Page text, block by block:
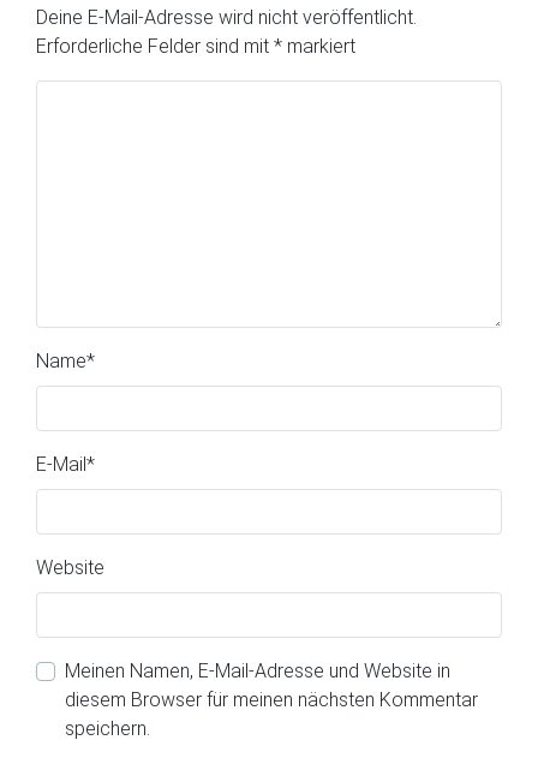
Deine E-Mail-Adresse wird nicht veröffentlicht.
Erforderliche Felder sind mit * markiert
Name*
E-Mail*
Website
Meinen Namen, E-Mail-Adresse und Website in
diesem Browser für meinen nächsten Kommentar
speichern.